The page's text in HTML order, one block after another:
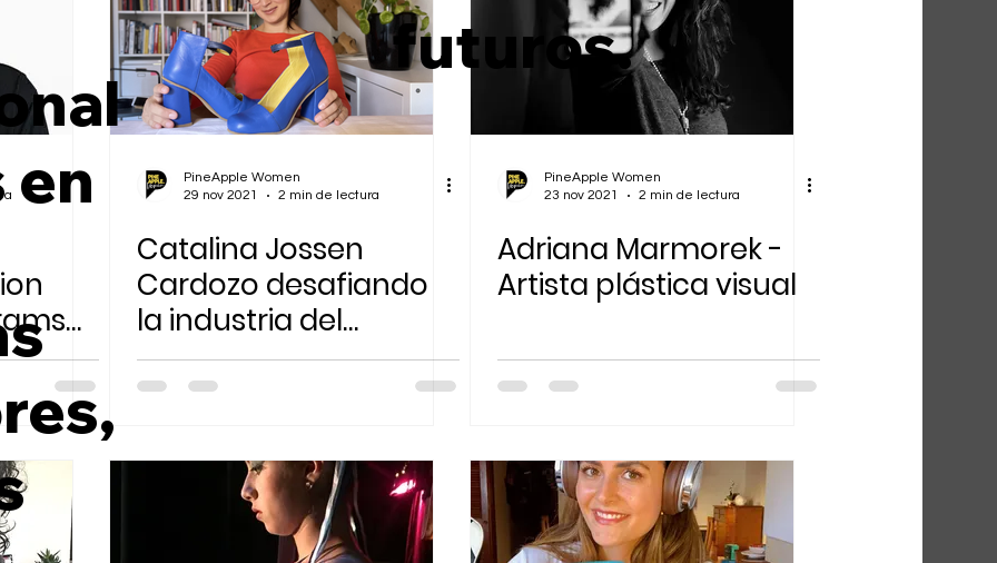
Sostenibilidad Ambiental
PineApple Women
29 nov 2021
2 min de lectura
Catalina Jossen
Cardozo desafiando
la industria del
calzado crea su
sueño: by maria
PineApple Women
23 nov 2021
2 min de lectura
Adriana Marmorek -
Artista plástica visual
futuros.
en